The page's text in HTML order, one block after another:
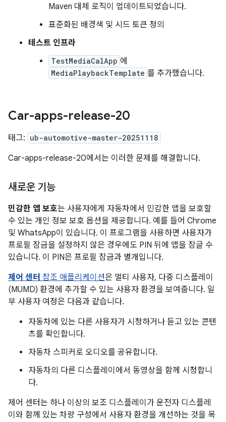
Maven 대체 로직이 업데이트되었습니다.
표준화된 배경색 및 시드 토큰 정의
테스트 인프라
TestMediaCalApp 에
MediaPlaybackTemplate 를 추가했습니다.
Car-apps-release-20
태그: ub-automotive-master-20251118
Car-apps-release-20에서는 이러한 문제를 해결합니다.
새로운 기능
민감한 앱 보호는 사용자에게 자동차에서 민감한 앱을 보호할
수 있는 개인 정보 보호 옵션을 제공합니다. 예를 들어 Chrome
및 WhatsApp이 있습니다. 이 프로그램을 사용하면 사용자가
프로필 잠금을 설정하지 않은 경우에도 PIN 뒤에 앱을 잠글 수
있습니다. 이 PIN은 프로필 잠금과 별개입니다.
제어 센터 참조 애플리케이션은 멀티 사용자, 다중 디스플레이
(MUMD) 환경에 추가할 수 있는 사용자 환경을 보여줍니다. 일
부 사용자 여정은 다음과 같습니다.
자동차에 있는 다른 사용자가 시청하거나 듣고 있는 콘텐
츠를 확인합니다.
자동차 스피커로 오디오를 공유합니다.
자동차의 다른 디스플레이에서 동영상을 함께 시청합니
다.
제어 센터는 하나 이상의 보조 디스플레이가 운전자 디스플레
이와 함께 있는 차량 구성에서 사용자 환경을 개선하는 것을 목